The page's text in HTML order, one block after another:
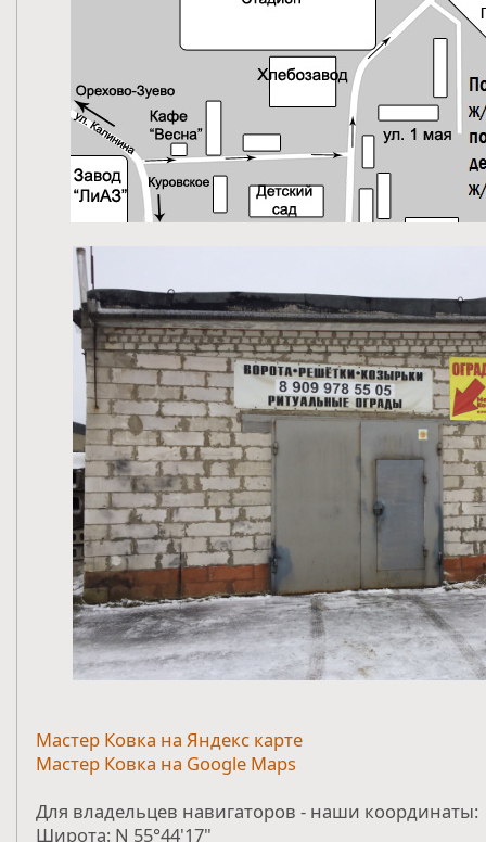
Мастер Ковка на Яндекс карте
Мастер Ковка на Google Maps
Для владельцев навигаторов - наши координаты:
Широта: N 55°44'17"